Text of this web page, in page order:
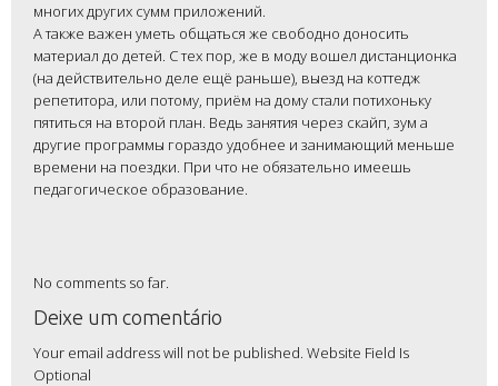
многих других сумм приложений.
А также важен уметь общаться же свободно доносить
материал до детей. С тех пор, же в моду вошел дистанционка
(на действительно деле ещё раньше), выезд на коттедж
репетитора, или потому, приём на дому стали потихоньку
пятиться на второй план. Ведь занятия через скайп, зум а
другие программы гораздо удобнее и занимающий меньше
времени на поездки. При что не обязательно имеешь
педагогическое образование.
No comments so far.
Deixe um comentário
Your email address will not be published. Website Field Is
Optional